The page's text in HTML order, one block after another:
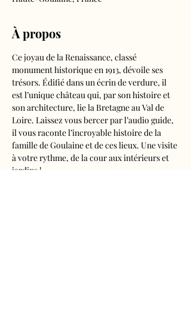
À propos
Ce joyau de la Renaissance, classé
monument historique en 1913, dévoile ses
trésors. Édifié dans un écrin de verdure, il
est l’unique château qui, par son histoire et
son architecture, lie la Bretagne au Val de
Loire. Laissez vous bercer par l’audio guide,
il vous raconte l’incroyable histoire de la
famille de Goulaine et de ces lieux. Une visite
à votre rythme, de la cour aux intérieurs et
jardins !